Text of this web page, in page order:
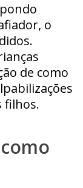
o
de como
filhos.